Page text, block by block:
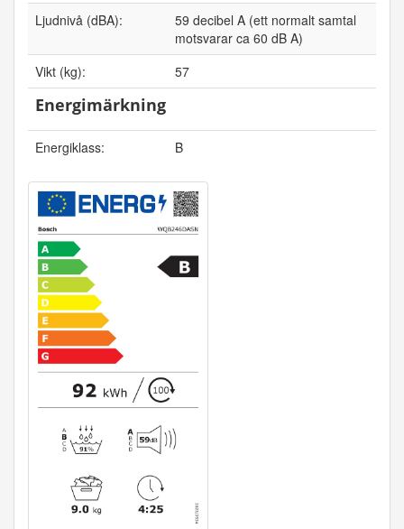
Ljudnivå (dBA):
59 decibel A (ett normalt samtal
motsvarar ca 60 dB A)
Vikt (kg):
57
Energimärkning
Energiklass: B